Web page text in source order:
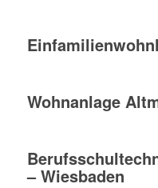
Wohnanlage
– Wiesbaden